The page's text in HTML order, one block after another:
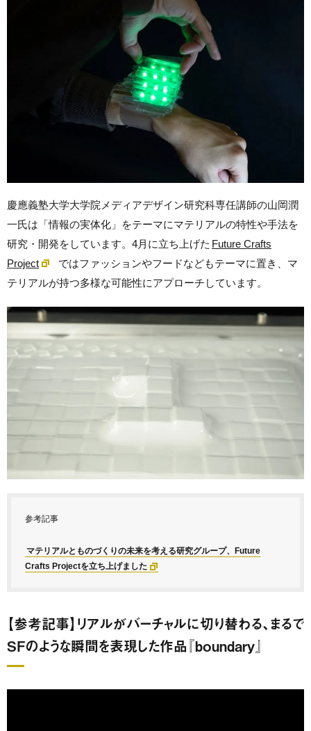
慶應義塾大学大学院メディアデザイン研究科専任講師の山岡潤
一氏は「情報の実体化」をテーマにマテリアルの特性や手法を
研究・開発をしています。4月に立ち上げた Future Crafts
Project
ではファッションやフードなどもテーマに置き、マ
テリアルが持つ多様な可能性にアプローチしています。
参考記事
マテリアルとものづくりの未来を考える研究グループ、Future
Crafts Projectを立ち上げました
【参考記事】リアルがバーチャルに切り替わる、まるで
SFのような瞬間を表現した作品『boundary』